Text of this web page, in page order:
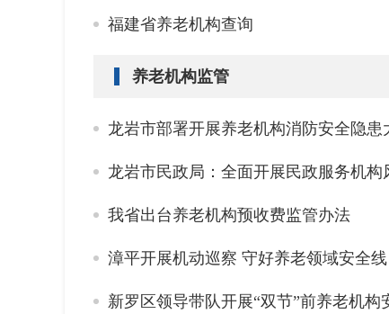
福建省养老机构查询
养老机构监管
龙岩市部署开展养老机构消防安全隐患
龙岩市民政局：全面开展民政服务机构
我省出台养老机构预收费监管办法
漳平开展机动巡察 守好养老领域安全线
新罗区领导带队开展“双节”前养老机构